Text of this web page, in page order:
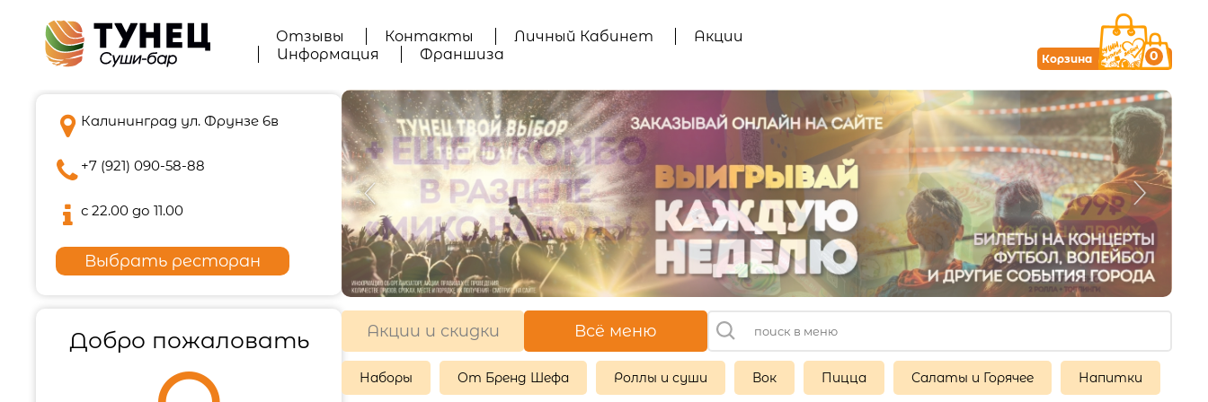
Отзывы Контакты Личный Кабинет
Акции
Информация
Франшиза 0
Корзина
 Калининград ул. Фрунзе 6в
 +7 (921) 090-58-88
 с 22.00 до 11.00
Выбрать ресторан
Добро пожаловать Акции и скидки Всё меню
Наборы От Бренд Шефа Роллы и суши Вок Пицца Салаты и Горячее Напитки